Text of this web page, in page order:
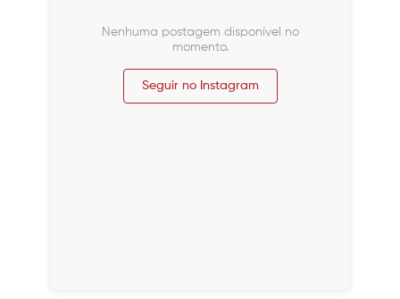
Nenhuma postagem disponível no
momento.
Seguir no Instagram